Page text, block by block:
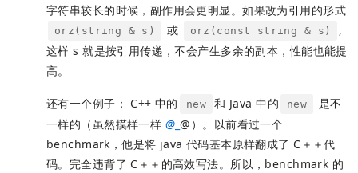
字符串较长的时候，副作用会更明显。如果改为引用的形式
orz(string & s) 或 orz(const string & s)
,
这样 s 就是按引用传递，不会产生多余的副本，性能也能提
高。
还有一个例子： C++ 中的 new 和 Java 中的 new
是不
一样的（虽然摸样一样 @ _@）。以前看过一个
benchmark，他是将 java 代码基本原样翻成了 C＋＋代
码。完全违背了 C＋＋的高效写法。所以，benchmark 的